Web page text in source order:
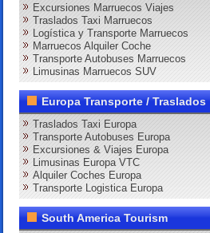
Excursiones Marruecos Viajes
Traslados Taxi Marruecos
Logística y Transporte Marruecos
Marruecos Alquiler Coche
Transporte Autobuses Marruecos
Limusinas Marruecos SUV
Europa Transporte / Traslados
Traslados Taxi Europa
Transporte Autobuses Europa
Excursiones & Viajes Europa
Limusinas Europa VTC
Alquiler Coches Europa
Transporte Logistica Europa
South America Tourism